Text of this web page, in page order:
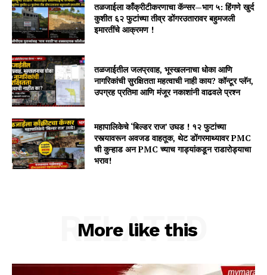
तळजाईला काँक्रीटीकरणाचा कॅन्सर—भाग ५: हिंगणे खुर्द
कुशीत ६२ फुटांच्या तीव्र डोंगरउतारावर बहुमजली
इमारतींचे आक्रमण !
तळजाईतील जलप्रवाह, भूस्खलनाचा धोका आणि
नागरिकांची सुरक्षितता महत्वाची नाही काय? कॉन्टूर प्लॅन,
उपग्रह प्रतिमा आणि मंजूर नकाशांनी वाढवले प्रश्न
महापालिकेचे ‘बिल्डर राज’ उघड ! १२ फुटांच्या
रस्त्यावरून अवजड वाहतूक, थेट डोंगरमाथ्यावर PMC
ची कुऱ्हाड अन PMC च्याच गाड्यांकडून राडारोड्याचा
भराव!
More like this
RELATED